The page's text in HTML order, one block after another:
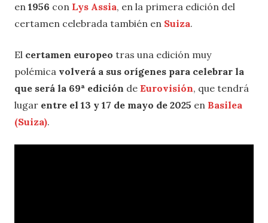
en 1956 con Lys Assia, en la primera edición del
certamen celebrada también en Suiza.
El certamen europeo tras una edición muy
polémica volverá a sus orígenes para celebrar la
que será la 69ª edición de Eurovisión, que tendrá
lugar entre el 13 y 17 de mayo de 2025 en Basilea
(Suiza).